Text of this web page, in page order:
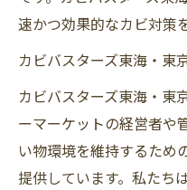
速かつ効果的なカビ対策
カビバスターズ東海・東
カビバスターズ東海・東
ーマーケットの経営者や
い物環境を維持するため
提供しています。私たち